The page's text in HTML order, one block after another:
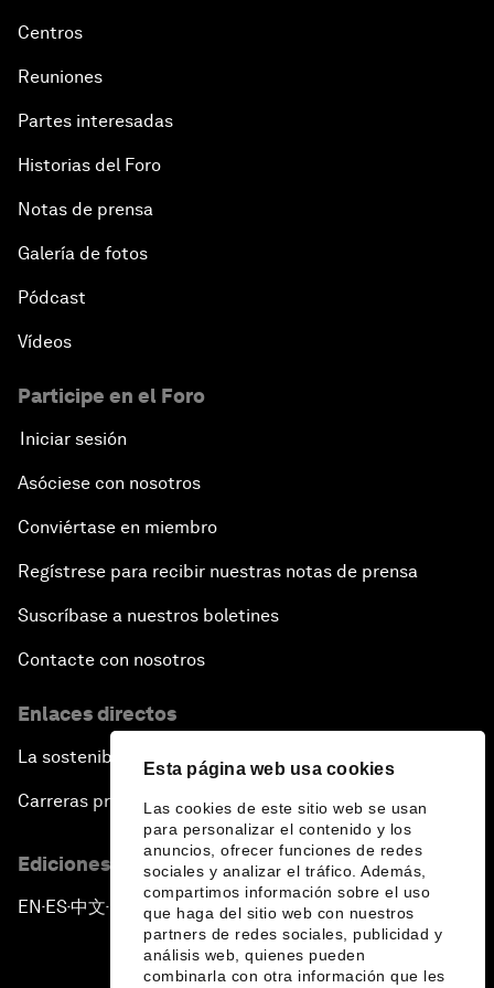
Esta página web usa cookies
Las cookies de este sitio web se usan
para personalizar el contenido y los
anuncios, ofrecer funciones de redes
sociales y analizar el tráfico. Además,
compartimos información sobre el uso
que haga del sitio web con nuestros
partners de redes sociales, publicidad y
análisis web, quienes pueden
combinarla con otra información que les
Centros
Reuniones
Partes interesadas
Historias del Foro
Notas de prensa
Galería de fotos
Pódcast
Vídeos
Participe en el Foro
Iniciar sesión
Asóciese con nosotros
Conviértase en miembro
Regístrese para recibir nuestras notas de prensa
Suscríbase a nuestros boletines
Contacte con nosotros
Enlaces directos
La sostenibilidad en el Foro
Carreras profesionales
Ediciones en otros idiomas
EN ▪ES▪中文▪ 日本語